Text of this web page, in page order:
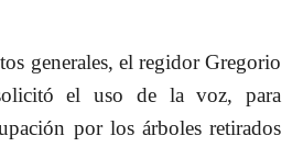
generales, el regidor Gregorio
el uso de la voz, para
por los árboles retirados